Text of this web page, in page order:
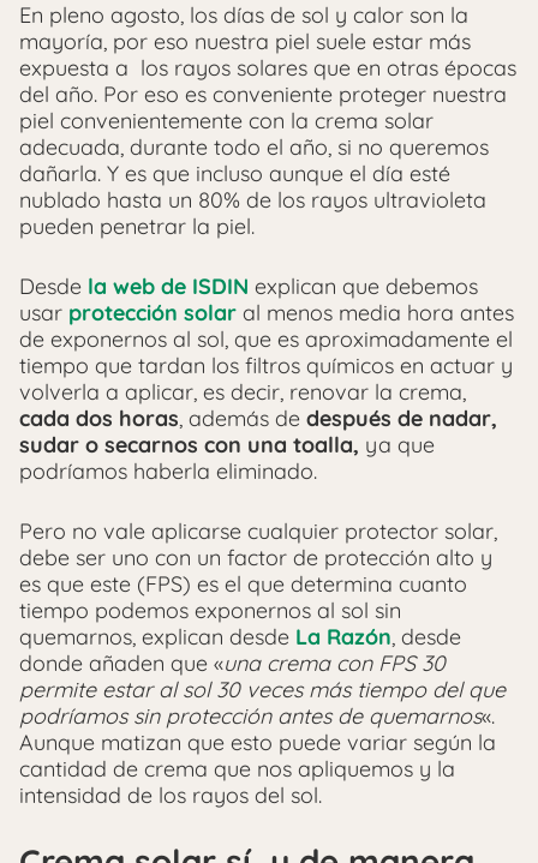
En pleno agosto, los días de sol y calor son la
mayoría, por eso nuestra piel suele estar más
expuesta a los rayos solares que en otras épocas
del año. Por eso es conveniente proteger nuestra
piel convenientemente con la crema solar
adecuada, durante todo el año, si no queremos
dañarla. Y es que incluso aunque el día esté
nublado hasta un 80% de los rayos ultravioleta
pueden penetrar la piel.
Desde la web de ISDIN explican que debemos
usar protección solar al menos media hora antes
de exponernos al sol, que es aproximadamente el
tiempo que tardan los filtros químicos en actuar y
volverla a aplicar, es decir, renovar la crema,
cada dos horas, además de después de nadar,
sudar o secarnos con una toalla, ya que
podríamos haberla eliminado.
Pero no vale aplicarse cualquier protector solar,
debe ser uno con un factor de protección alto y
es que este (FPS) es el que determina cuanto
tiempo podemos exponernos al sol sin
quemarnos, explican desde La Razón, desde
donde añaden que «una crema con FPS 30
permite estar al sol 30 veces más tiempo del que
podríamos sin protección antes de quemarnos«.
Aunque matizan que esto puede variar según la
cantidad de crema que nos apliquemos y la
intensidad de los rayos del sol.